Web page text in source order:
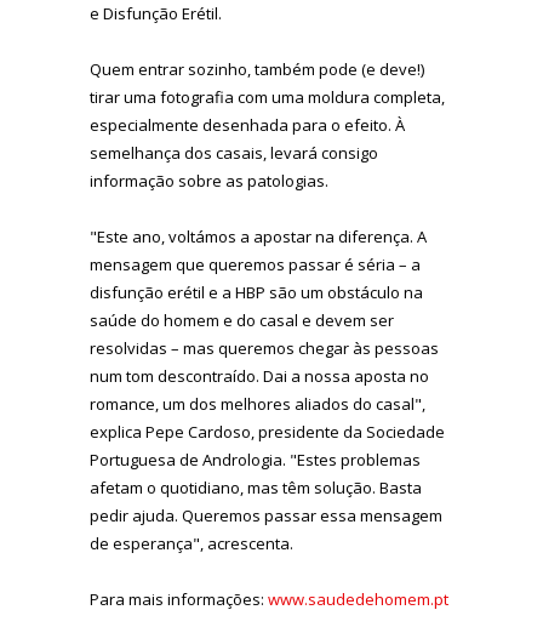
e Disfunção Erétil.
Quem entrar sozinho, também pode (e deve!)
tirar uma fotografia com uma moldura completa,
especialmente desenhada para o efeito. À
semelhança dos casais, levará consigo
informação sobre as patologias.
"Este ano, voltámos a apostar na diferença. A
mensagem que queremos passar é séria – a
disfunção erétil e a HBP são um obstáculo na
saúde do homem e do casal e devem ser
resolvidas – mas queremos chegar às pessoas
num tom descontraído. Dai a nossa aposta no
romance, um dos melhores aliados do casal",
explica Pepe Cardoso, presidente da Sociedade
Portuguesa de Andrologia. "Estes problemas
afetam o quotidiano, mas têm solução. Basta
pedir ajuda. Queremos passar essa mensagem
de esperança", acrescenta.
Para mais informações: www.saudedehomem.pt